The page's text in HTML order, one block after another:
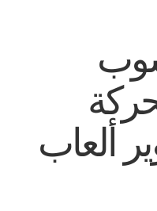
ألعاب